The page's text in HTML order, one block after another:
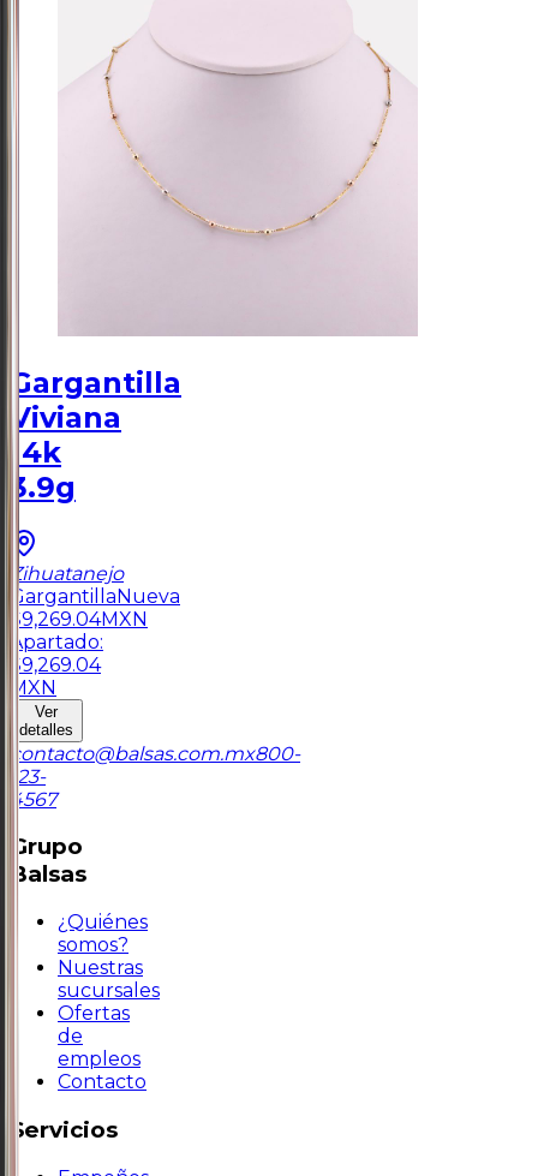
Gargantilla
Viviana
14k
3.9g
Zihuatanejo
GargantillaNueva
$9,269.04MXN
Apartado:
$9,269.04
MXN
Ver
detalles
contacto@balsas.com.mx800-
123-
4567
Grupo
Balsas
¿Quiénes
somos?
Nuestras
sucursales
Ofertas
de
empleos
Contacto
Servicios